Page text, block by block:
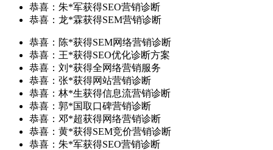
恭喜：朱*军获得SEO营销诊断
恭喜：龙*霖获得SEM营销诊断
恭喜：陈*获得SEM网络营销诊断
恭喜：王*获得SEO优化诊断方案
恭喜：刘*获得全网络营销服务
恭喜：张*获得网站营销诊断
恭喜：林*生获得信息流营销诊断
恭喜：郭*国取口碑营销诊断
恭喜：邓*超获得网络营销诊断
恭喜：黄*获得SEM竞价营销诊断
恭喜：朱*军获得SEO营销诊断